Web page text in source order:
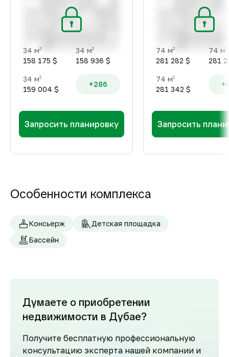
34 м2
158 175 $
34 м2
158 936 $
34 м2
159 004 $
+286
Запросить планировку
74 м2
281 282 $
74 м2
281
74 м2
281 342 $
Запросить
Особенности комплекса
Консьерж
Детская площадка
Бассейн
Думаете о приобретении
недвижимости в Дубае?
Получите бесплатную профессиональную
консультацию эксперта нашей компании и